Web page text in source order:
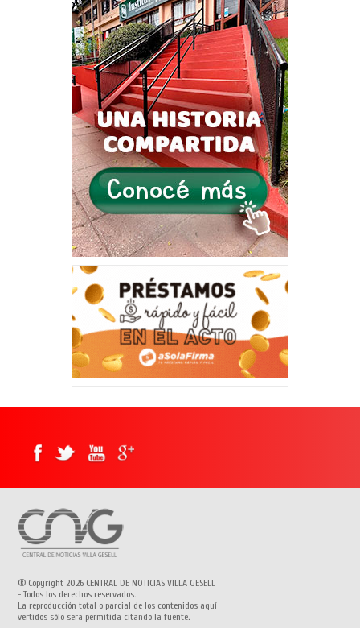
® Copyright 2026 CENTRAL DE NOTICIAS VILLA GESELL
- Todos los derechos reservados.
La reproducción total o parcial de los contenidos aquí
vertidos sólo sera permitida citando la fuente.